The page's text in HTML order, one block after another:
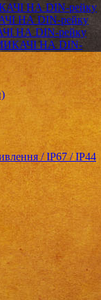
НА DIN-рейку
НА DIN-рейку
НА DIN-рейку
НА DIN-
/ IP67 / IP44